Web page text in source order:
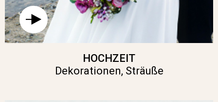
HOCHZEIT
Dekorationen, Sträuße